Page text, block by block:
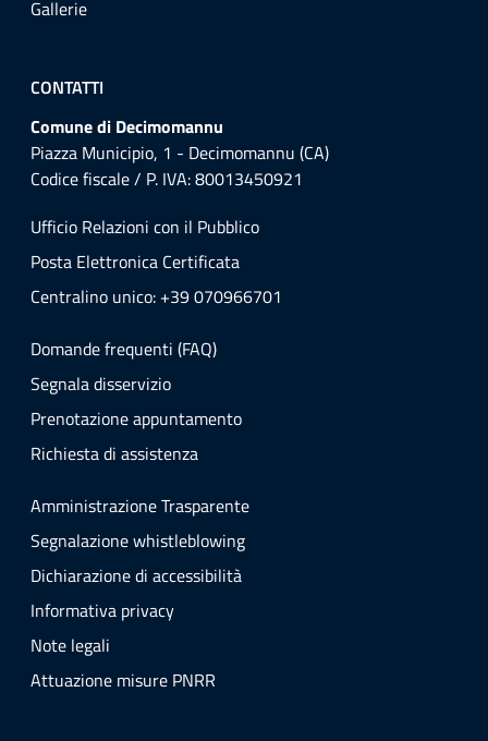
Gallerie
CONTATTI
Comune di Decimomannu
Piazza Municipio, 1 - Decimomannu (CA)
Codice fiscale / P. IVA: 80013450921
Ufficio Relazioni con il Pubblico
Posta Elettronica Certificata
Centralino unico: +39 070966701
Domande frequenti (FAQ)
Segnala disservizio
Prenotazione appuntamento
Richiesta di assistenza
Amministrazione Trasparente
Segnalazione whistleblowing
Dichiarazione di accessibilità
Informativa privacy
Note legali
Attuazione misure PNRR